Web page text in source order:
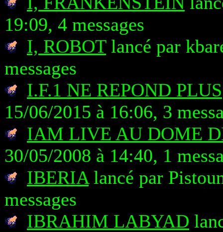
19:09, 4 messages
I, ROBOTlancé par
messages
I.F.1 NE REPOND PLUS
15/06/2015 à 16:06, 3
IAM LIVE AU DOME
30/05/2008 à 14:40, 1
IBERIAlancé par
messages
IBRAHIM LABYAD